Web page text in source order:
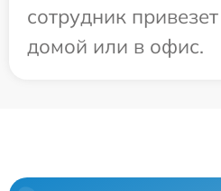
сотрудник
домой или в офис.